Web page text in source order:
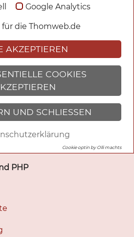
PHP
Google Analytics
für die Thomweb.de
AKZEPTIEREN
COOKIES
UND SCHLIESSEN
Cookie optin by Olli machts